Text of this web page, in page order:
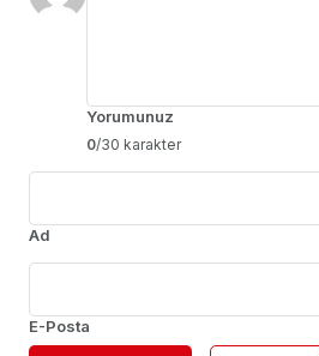
Yorumunuz
0/30 karakter
Ad
E-Posta